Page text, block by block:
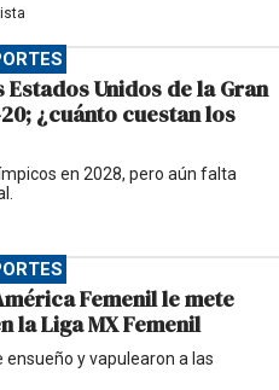
Unidos de la Gran
¿cuánto cuestan los
en 2028, pero aún falta
Femenil le mete
la Liga MX Femenil
y vapulearon a las